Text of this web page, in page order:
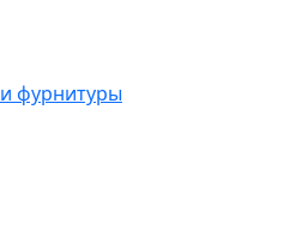
фурнитуры